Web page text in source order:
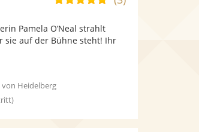
stellt
Sternen
Pamela O’Neal strahlt
sie auf der Bühne steht! Ihr
von Heidelberg